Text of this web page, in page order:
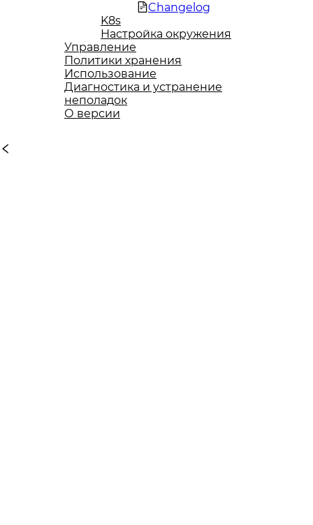
Changelog
K8s
Настройка окружения
Управление
Политики хранения
Использование
Диагностика и устранение
неполадок
О версии